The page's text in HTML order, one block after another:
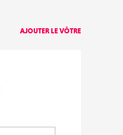
AJOUTER LE VÔTRE